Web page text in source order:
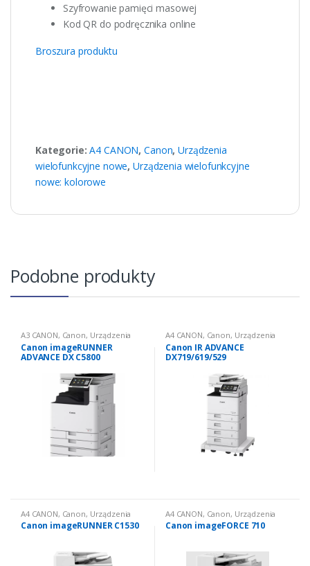
Szyfrowanie pamięci masowej
Kod QR do podręcznika online
Broszura produktu
Kategorie:A4 CANON,Canon,Urządzenia
wielofunkcyjne nowe,Urządzenia wielofunkcyjne
nowe: kolorowe
Podobne produkty
A3 CANON, Canon, Urządzenia
wielofunkcyjne nowe ,
Urządzenia wielofunkcyjne
nowe: kolorowe
Canon imageRUNNER
ADVANCE DX C5800
A4 CANON, Canon, Urządzenia
wielofunkcyjne nowe
Urządzenia wielofunkcyjne
nowe: czarno białe
Canon IR ADVANCE
DX719/619/529
A4 CANON, Canon, Urządzenia
wielofunkcyjne nowe,
Urządzenia wielofunkcyjne
Canon imageRUNNER C1530
A4 CANON, Canon, Urządzenia
wielofunkcyjne nowe,
Urządzenia wielofunkcyjne
Canon imageFORCE 710